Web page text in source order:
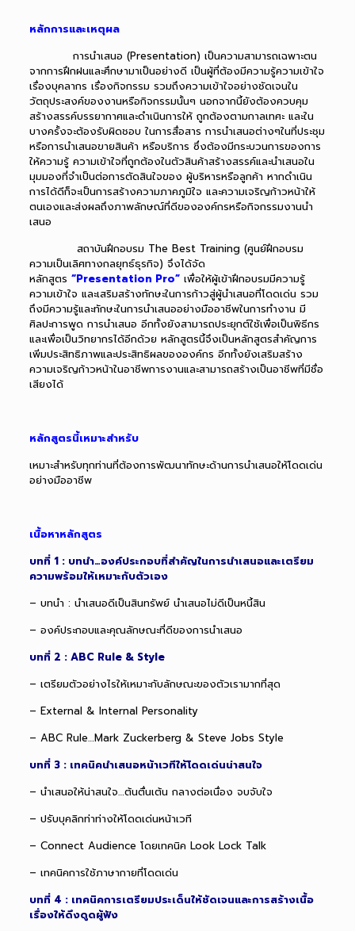
หลักการและเหตุผล
การนำเสนอ (Presentation) เป็นความสามารถเฉพาะตน
จากการฝึกฝนและศึกษามาเป็นอย่างดี เป็นผู้ที่ต้องมีความรู้ความเข้าใจ
เรื่องบุคลากร เรื่องกิจกรรม รวมถึงความเข้าใจอย่างชัดเจนใน
วัตถุประสงค์ของงานหรือกิจกรรมนั้นๆ นอกจากนี้ยังต้องควบคุม
สร้างสรรค์บรรยากาศและดำเนินการให้ ถูกต้องตามกาลเทศะ และใน
บางครั้งจะต้องรับผิดชอบ ในการสื่อสาร การนำเสนอต่างๆในที่ประชุม
หรือการนำเสนอขายสินค้า หรือบริการ ซึ่งต้องมีกระบวนการของการ
ให้ความรู้ ความเข้าใจที่ถูกต้องในตัวสินค้าสร้างสรรค์และนำเสนอใน
มุมมองที่จำเป็นต่อการตัดสินใจของ ผู้บริหารหรือลูกค้า หากดำเนิน
การได้ดีก็จะเป็นการสร้างความภาคภูมิใจ และความเจริญก้าวหน้าให้
ตนเองและส่งผลถึงภาพลักษณ์ที่ดีขององค์กรหรือกิจกรรมงานนำ
เสนอ
สถาบันฝึกอบรม The Best Training (ศูนย์ฝึกอบรม
ความเป็นเลิศทางกลยุทธ์ธุรกิจ) จึงได้จัด
หลักสูตร “Presentation Pro”เพื่อให้ผู้เข้าฝึกอบรมมีความรู้
ความเข้าใจ และเสริมสร้างทักษะในการก้าวสู่ผู้นำเสนอที่โดดเด่น รวม
ถึงมีความรู้และทักษะในการนำเสนออย่างมืออาชีพในการทำงาน มี
ศิลปะการพูด การนำเสนอ อีกทั้งยังสามารถประยุกต์ใช้เพื่อเป็นพิธีกร
และเพื่อเป็นวิทยากรได้อีกด้วย หลักสูตรนี้จึงเป็นหลักสูตรสำคัญการ
เพิ่มประสิทธิภาพและประสิทธิผลขององค์กร อีกทั้งยังเสริมสร้าง
ความเจริญก้าวหน้าในอาชีพการงานและสามารถสร้างเป็นอาชีพที่มีชื่อ
เสียงได้
หลักสูตรนี้เหมาะสำหรับ
เหมาะสำหรับทุกท่านที่ต้องการพัฒนาทักษะด้านการนำเสนอให้โดดเด่น
อย่างมืออาชีพ
เนื้อหาหลักสูตร
บทที่ 1 : บทนำ…องค์ประกอบที่สำคัญในการนำเสนอและเตรียม
ความพร้อมให้เหมาะกับตัวเอง
– บทนำ : นำเสนอดีเป็นสินทรัพย์ นำเสนอไม่ดีเป็นหนี้สิน
– องค์ประกอบและคุณลักษณะที่ดีของการนำเสนอ
บทที่ 2 : ABC Rule & Style
– เตรียมตัวอย่างไรให้เหมาะกับลักษณะของตัวเรามากที่สุด
– External & Internal Personality
– ABC Rule…Mark Zuckerberg & Steve Jobs Style
บทที่ 3 : เทคนิคนำเสนอหน้าเวทีให้โดดเด่นน่าสนใจ
– นำเสนอให้น่าสนใจ…ต้นตื่นเต้น กลางต่อเนื่อง จบจับใจ
– ปรับบุคลิกท่าท่างให้โดดเด่นหน้าเวที
– Connect Audience โดยเทคนิค Look Lock Talk
– เทคนิคการใช้ภาษากายที่โดดเด่น
บทที่ 4 : เทคนิคการเตรียมประเด็นให้ชัดเจนและการสร้างเนื้อ
เรื่องให้ดึงดูดผู้ฟัง